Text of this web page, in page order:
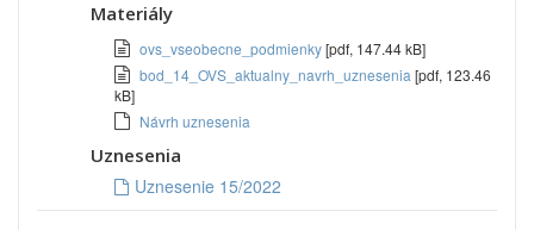
Materiály
ovs_vseobecne_podmienky[pdf, 147.44 kB]
bod_14_OVS_aktualny_navrh_uznesenia [pdf, 123.46
kB]
Návrh uznesenia
Uznesenia
Uznesenie 15/2022